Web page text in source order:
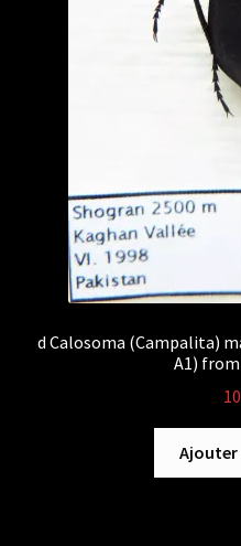
d Calosoma (Campalita)
A1) from
Ajouter